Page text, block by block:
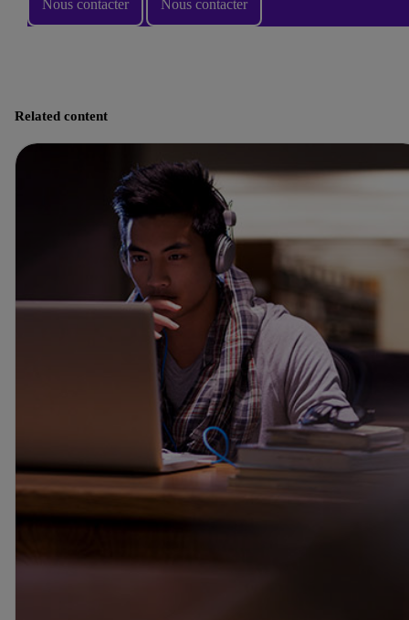
Nous contacter Nous contacter
Related content